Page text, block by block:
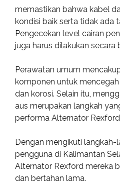
memastikan bahwa kabel
kondisi baik serta tidak ada
Pengecekan level cairan
juga harus dilakukan secara
Perawatan umum
komponen untuk
dan korosi. Selain itu,
aus merupakan langkah
performa Alternator
Dengan mengikuti langkah-
pengguna di Kalimantan
Alternator Rexford mereka
dan bertahan lama.